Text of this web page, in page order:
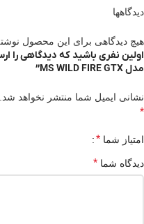
دیدگاهها
هیچ دیدگاهی برای این محصول
مدل MS WILD FIRE GTX”
نشانی ایمیل شما منتشر نخواهد شد.
*
امتیاز شما *
دیدگاه شما *